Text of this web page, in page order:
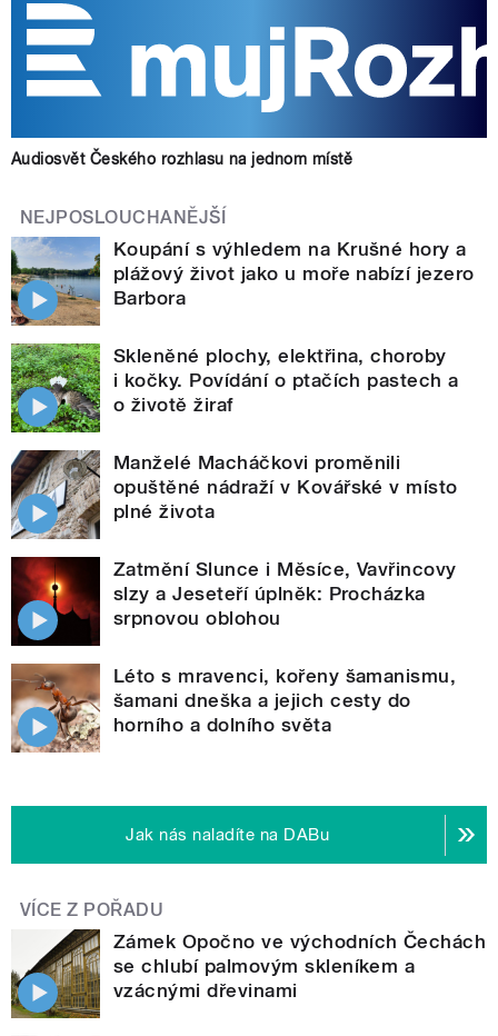
Audiosvět Českého rozhlasu na jednom místě
NEJPOSLOUCHANĚJŠÍ
Koupání s výhledem na Krušné hory a
plážový život jako u moře nabízí jezero
Barbora
Skleněné plochy, elektřina, choroby
i kočky. Povídání o ptačích pastech a
o životě žiraf
Manželé Macháčkovi proměnili
opuštěné nádraží v Kovářské v místo
plné života
Zatmění Slunce i Měsíce, Vavřincovy
slzy a Jeseteří úplněk: Procházka
srpnovou oblohou
Léto s mravenci, kořeny šamanismu,
šamani dneška a jejich cesty do
horního a dolního světa
Jak nás naladíte na DABu
VÍCE Z POŘADU
Zámek Opočno ve východních Čechách
se chlubí palmovým skleníkem a
vzácnými dřevinami